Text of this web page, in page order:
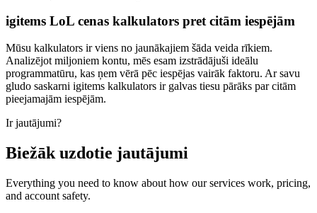
igitems LoL cenas kalkulators pret citām iespējām
Mūsu kalkulators ir viens no jaunākajiem šāda veida rīkiem.
Analizējot miljoniem kontu, mēs esam izstrādājuši ideālu
programmatūru, kas ņem vērā pēc iespējas vairāk faktoru. Ar savu
gludo saskarni igitems kalkulators ir galvas tiesu pārāks par citām
pieejamajām iespējām.
Ir jautājumi?
Biežāk uzdotie jautājumi
Everything you need to know about how our services work, pricing,
and account safety.